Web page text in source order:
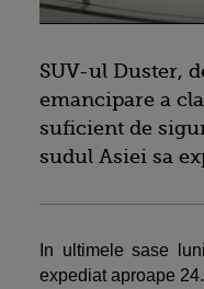
SUV-ul Duster,
emancipare a
suficient de
sudul Asiei sa
In ultimele sase
expediat aproape